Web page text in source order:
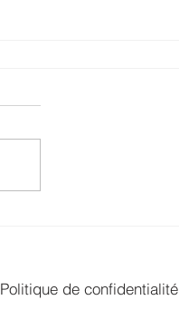
Politique de confidentialité